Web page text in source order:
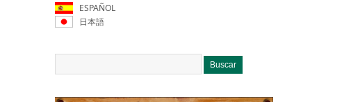
ESPAÑOL
日本語